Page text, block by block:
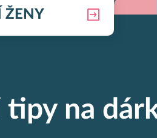
ŽENY
tipy na